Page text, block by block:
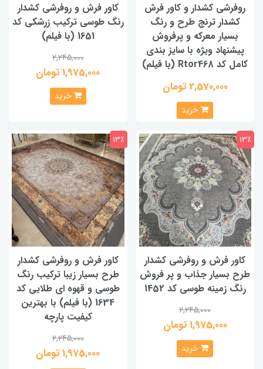
روفرشی کشدار و کاور فرش
کشدار ترنج طرح و رنگ
بسیار معرکه و پرفروش
پیشنهاد ویژه با سایز بندی
کامل کد Rtor468 (با فیلم)
2,570,000 تومان
خرید
کاور فرش و روفرشی کشدار
رنگ طوسی ترکیب زرشکی کد
1651 (با فیلم)
2,245,000
1,975,000 تومان
خرید
کاور فرش و روفرشی کشدار
طرح بسیار جذاب و پر فروش
رنگ زمینه طوسی کد 1452
2,245,000
1,975,000 تومان
13٪
خرید
کاور فرش و روفرشی کشدار
طرح بسیار زیبا ترکیب رنگ
طوسی و قهوه ای طلایی کد
1634 (با فیلم) با بهترین
کیفیت پارچه
2,245,000
1,975,000 تومان
13٪